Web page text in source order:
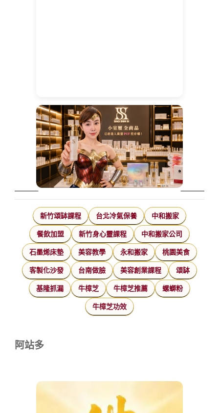
新竹頌缽課程 台北冷氣保養 中和搬家
餐飲加盟 新竹身心靈課程 中和搬家公司
石墨烯床墊 美容教學 永和搬家 桃園美食
客製化沙發 台南做臉 美容創業課程 頌缽
基隆抓漏 牛樟芝 牛樟芝推薦 螺螄粉
牛樟芝功效
阿站多